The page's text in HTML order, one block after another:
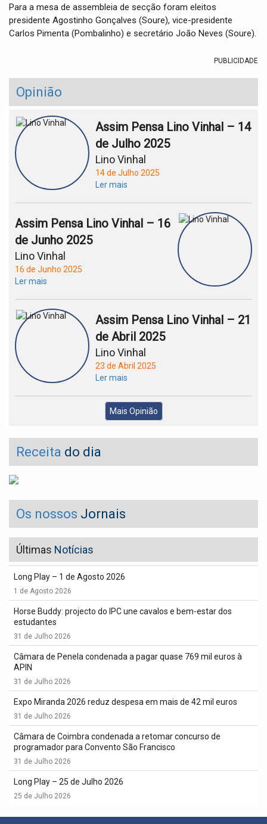
Para a mesa de assembleia de secção foram eleitos
presidente Agostinho Gonçalves (Soure), vice-presidente
Carlos Pimenta (Pombalinho) e secretário João Neves (Soure).
PUBLICIDADE
Opinião
Assim Pensa Lino Vinhal – 14
de Julho 2025
Lino Vinhal
14 de Julho 2025
Ler mais
Assim Pensa Lino Vinhal – 16
de Junho 2025
Lino Vinhal
16 de Junho 2025
Ler mais
Assim Pensa Lino Vinhal – 21
de Abril 2025
Lino Vinhal
23 de Abril 2025
Ler mais
Mais Opinião
Receita do dia
Os nossos Jornais
Últimas Notícias
Long Play – 1 de Agosto 2026
1 de Agosto 2026
Horse Buddy: projecto do IPC une cavalos e bem-estar dos
estudantes
31 de Julho 2026
Câmara de Penela condenada a pagar quase 769 mil euros à
APIN
31 de Julho 2026
Expo Miranda 2026 reduz despesa em mais de 42 mil euros
31 de Julho 2026
Câmara de Coimbra condenada a retomar concurso de
programador para Convento São Francisco
31 de Julho 2026
Long Play – 25 de Julho 2026
25 de Julho 2026